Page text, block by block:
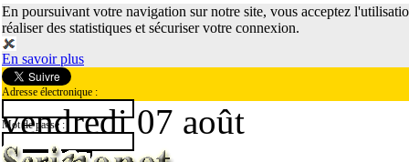
En poursuivant votre navigation sur notre site, vous acceptez
réaliser des statistiques et sécuriser votre connexion.
En savoir plus
Adresse électronique :
Mot de passe :
vendredi 07 août